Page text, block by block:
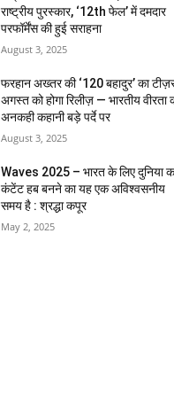
राष्ट्रीय पुरस्कार, ‘12th फेल’ में दमदार
परफॉर्मेंस की हुई सराहना
August 3, 2025
फरहान अख्तर की ‘120 बहादुर’ का
अगस्त को होगा रिलीज़ — भारतीय वीरता
अनकही कहानी बड़े पर्दे पर
August 3, 2025
Waves 2025 – भारत के लिए दुनिया
कंटेंट हब बनने का यह एक अविश्वसनीय
समय है : श्रद्धा कपूर
May 2, 2025